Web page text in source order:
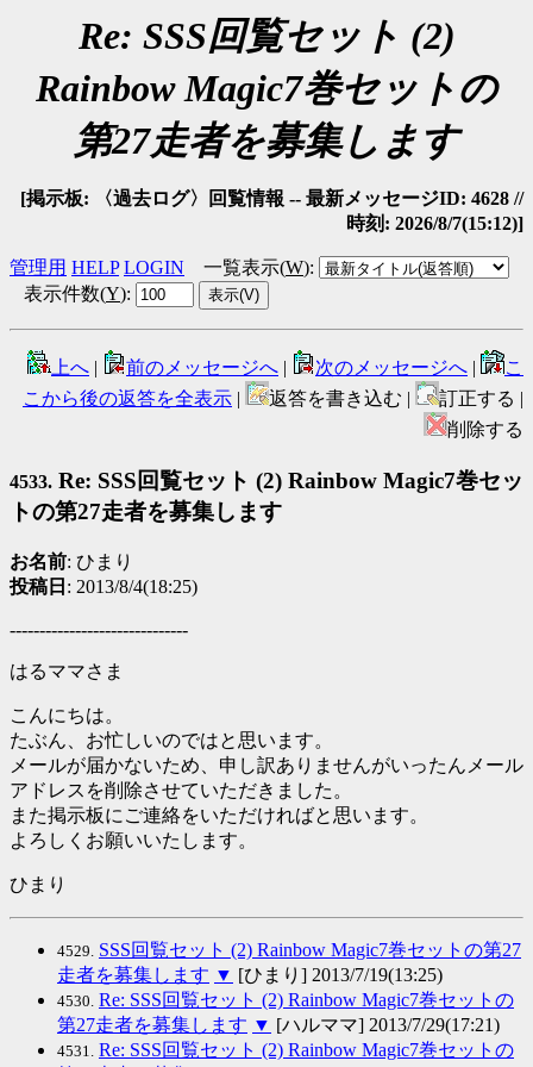
Re: SSS回覧セット (2)
Rainbow Magic7巻セットの
第27走者を募集します
[掲示板: 〈過去ログ〉回覧情報 -- 最新メッセージID: 4628 //
時刻: 2026/8/7(15:12)]
管理用 HELP LOGIN 一覧表示(W):
表示件数(Y):
上へ | 前のメッセージへ | 次のメッセージへ |
こ
こから後の返答を全表示 | 返答を書き込む |
訂正する |
削除する
4533. Re: SSS回覧セット (2) Rainbow Magic7巻セッ
トの第27走者を募集します
お名前: ひまり
投稿日 : 2013/8/4(18:25)
------------------------------
はるママさま
こんにちは。
たぶん、お忙しいのではと思います。
メールが届かないため、申し訳ありませんがいったんメール
アドレスを削除させていただきました。
また掲示板にご連絡をいただければと思います。
よろしくお願いいたします。
ひまり
4529. SSS回覧セット (2) Rainbow Magic7巻セットの第27
走者を募集します ▼ [ひまり] 2013/7/19(13:25)
4530. Re: SSS回覧セット (2) Rainbow Magic7巻セットの
第27走者を募集します ▼ [ハルママ] 2013/7/29(17:21)
4531. Re: SSS回覧セット (2) Rainbow Magic7巻セットの